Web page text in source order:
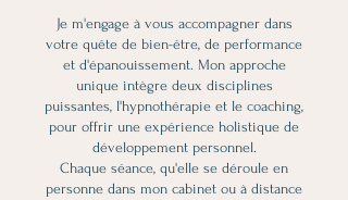
Je m'engage à vous accompagner dans
votre quête de bien-être, de performance
et d'épanouissement. Mon approche
unique intègre deux disciplines
puissantes, l'hypnothérapie et le coaching,
pour offrir une expérience holistique de
développement personnel.
Chaque séance, qu'elle se déroule en
personne dans mon cabinet ou à distance